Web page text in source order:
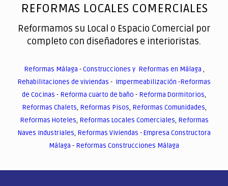
REFORMAS LOCALES COMERCIALES
Reformamos su Local o Espacio Comercial por
completo con diseñadores e interioristas.
Reformas Málaga -Construcciones y Reformas en Málaga ,
Rehabilitaciones de viviendas - Impermeabilización -Reformas
de Cocinas - Reforma cuarto de baño - Reforma Dormitorios,
Reformas Chalets, Reformas Pisos, Reformas Comunidades,
Reformas Hoteles, Reformas Locales Comerciales, Reformas
Naves Industriales, Reformas Viviendas -Empresa Constructora
Málaga - Reformas Construcciones Málaga